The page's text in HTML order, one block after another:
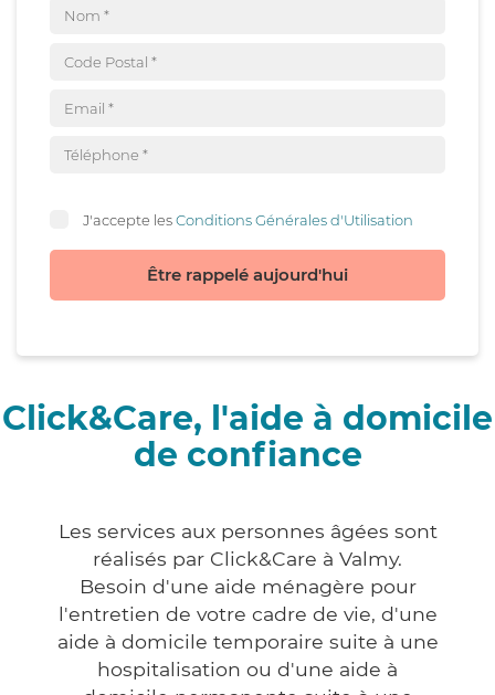
J'accepte lesConditions Générales d'Utilisation
Être rappelé aujourd'hui
Click&Care, l'aide à domicile
de confiance
Les services aux personnes âgées sont
réalisés par Click&Care à Valmy.
Besoin d'une aide ménagère pour
l'entretien de votre cadre de vie, d'une
aide à domicile temporaire suite à une
hospitalisation ou d'une aide à